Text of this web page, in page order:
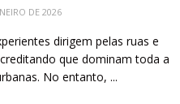
DE 2026
dirigem pelas ruas e
que dominam toda a
No entanto, ...